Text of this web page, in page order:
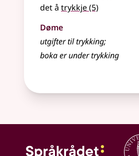
det å trykkje(5)
Døme
utgifter til trykking;
boka er under trykking